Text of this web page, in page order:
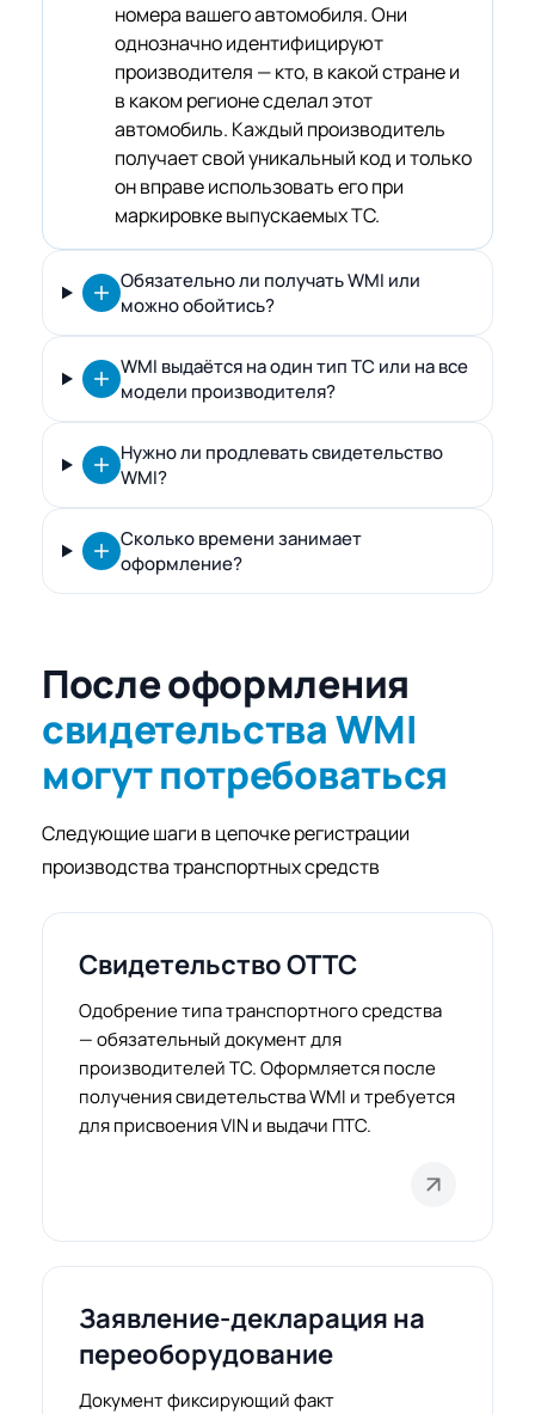
номера вашего автомобиля. Они
однозначно идентифицируют
производителя — кто, в какой стране и
в каком регионе сделал этот
автомобиль. Каждый производитель
получает свой уникальный код и только
он вправе использовать его при
маркировке выпускаемых ТС.
Обязательно ли получать WMI или
можно обойтись?
WMI выдаётся на один тип ТС или на все
модели производителя?
Нужно ли продлевать свидетельство
WMI?
Сколько времени занимает
оформление?
После оформления
свидетельства WMI
могут потребоваться
Следующие шаги в цепочке регистрации
производства транспортных средств
Свидетельство ОТТС
Одобрение типа транспортного средства
— обязательный документ для
производителей ТС. Оформляется после
получения свидетельства WMI и требуется
для присвоения VIN и выдачи ПТС.
Заявление-декларация на
переоборудование
Документ фиксирующий факт